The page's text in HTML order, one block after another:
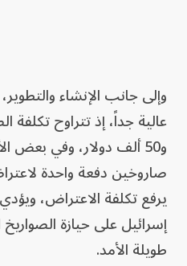
وإلى جانب الإنشاء
و50 ألف دولار، وفي بعض
صاروخين دفعة واحدة
يرفع تكلفة الاعتراض،
إسرائيل على حيازة
طويلة الأمد.